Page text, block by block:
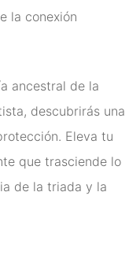
la conexión
ancestral de la
descubrirás una
Eleva tu
que trasciende lo
de la triada y la